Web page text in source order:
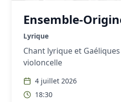
Ensemble-
Lyrique
Chant lyrique et
violoncelle
4 juillet 2026
18:30